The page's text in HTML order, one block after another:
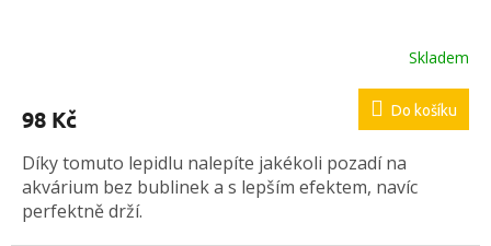
Skladem
98 Kč Do košíku
Díky tomuto lepidlu nalepíte jakékoli pozadí na
akvárium bez bublinek a s lepším efektem, navíc
perfektně drží.